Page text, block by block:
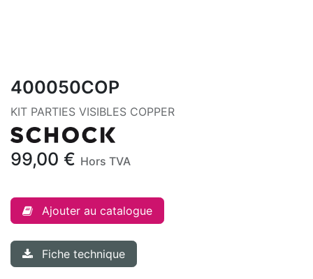
400050COP
KIT PARTIES VISIBLES COPPER
99,00 € Hors TVA
Ajouter au catalogue
Fiche technique